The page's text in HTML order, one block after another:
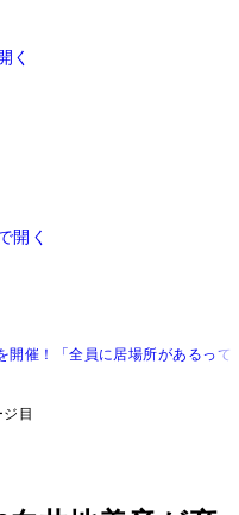
く
開く
開催！「全員に居場所があるっ
ジ目